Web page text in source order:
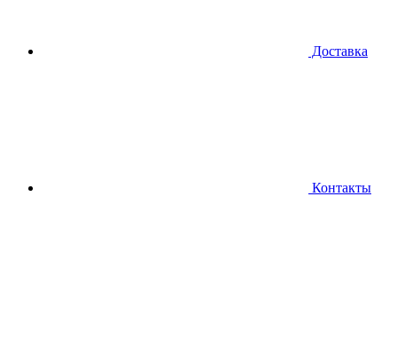
Доставка
Контакты